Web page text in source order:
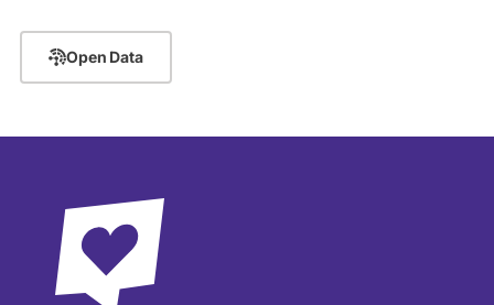
Open Data